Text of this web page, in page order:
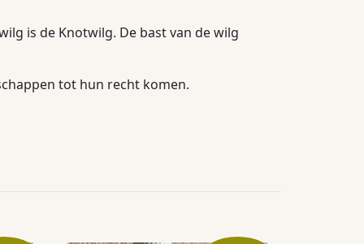
is de Knotwilg. De bast van de wilg
tot hun recht komen.